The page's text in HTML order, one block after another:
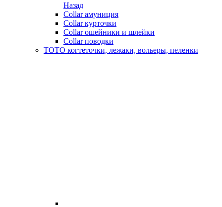
Назад
Collar амуниция
Collar курточки
Collar ошейники и шлейки
Collar поводки
ТОТО когтеточки, лежаки, вольеры, пеленки